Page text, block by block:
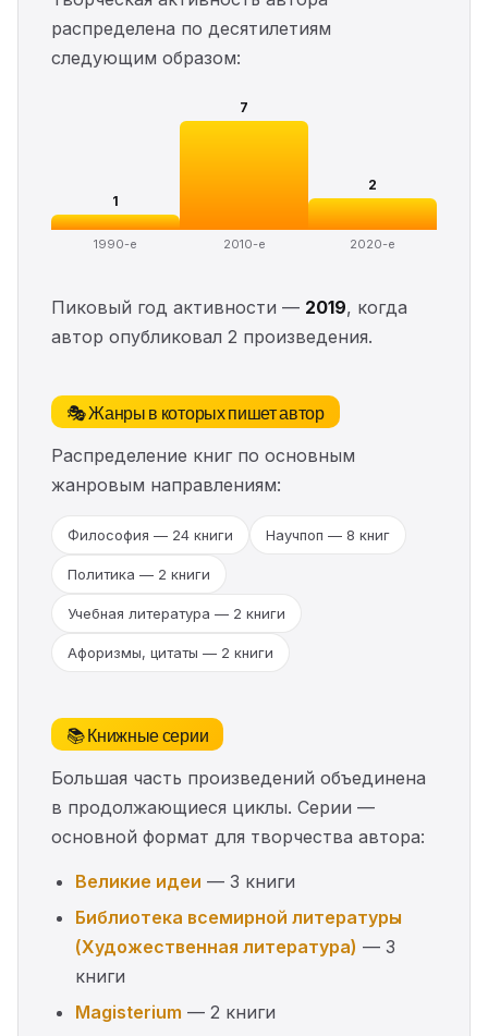
распределена по десятилетиям
следующим образом:
1
1990-е
7
2010-е
2
2020-е
Пиковый год активности — 2019, когда
автор опубликовал 2 произведения.
🎭 Жанры в которых пишет автор
Распределение книг по основным
жанровым направлениям:
Философия — 24 книги Научпоп — 8 книг
Политика — 2 книги
Учебная литература — 2 книги
Афоризмы, цитаты — 2 книги
📚 Книжные серии
Большая часть произведений объединена
в продолжающиеся циклы. Серии —
основной формат для творчества автора:
Великие идеи — 3 книги
Библиотека всемирной литературы
(Художественная литература) — 3
книги
Magisterium — 2 книги